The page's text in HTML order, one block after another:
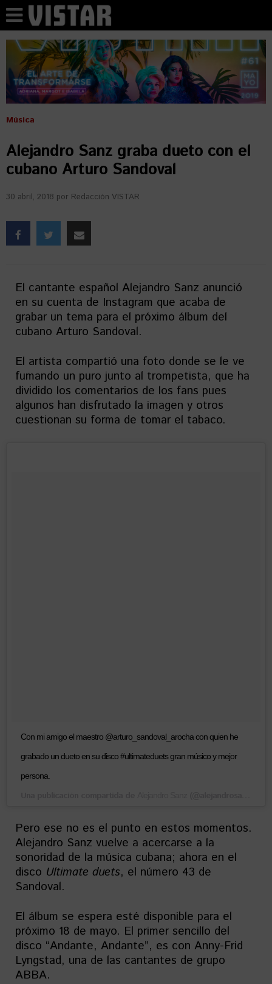
Música
Alejandro Sanz graba dueto con el
cubano Arturo Sandoval
30 abril, 2018 por Redacción VISTAR
El cantante español Alejandro Sanz anunció
en su cuenta de Instagram que acaba de
grabar un tema para el próximo álbum del
cubano Arturo Sandoval.
El artista compartió una foto donde se le ve
fumando un puro junto al trompetista, que ha
dividido los comentarios de los fans pues
algunos han disfrutado la imagen y otros
cuestionan su forma de tomar el tabaco.
Con mi amigo el maestro @arturo_sandoval_arocha con quien he
grabado un dueto en su disco #ultimateduets gran músico y mejor
persona.
Pero ese no es el punto en estos momentos.
Alejandro Sanz vuelve a acercarse a la
sonoridad de la música cubana; ahora en el
disco Ultimate duets, el número 43 de
Sandoval.
El álbum se espera esté disponible para el
próximo 18 de mayo. El primer sencillo del
disco “Andante, Andante”, es con Anny-Frid
Lyngstad, una de las cantantes de grupo
ABBA.